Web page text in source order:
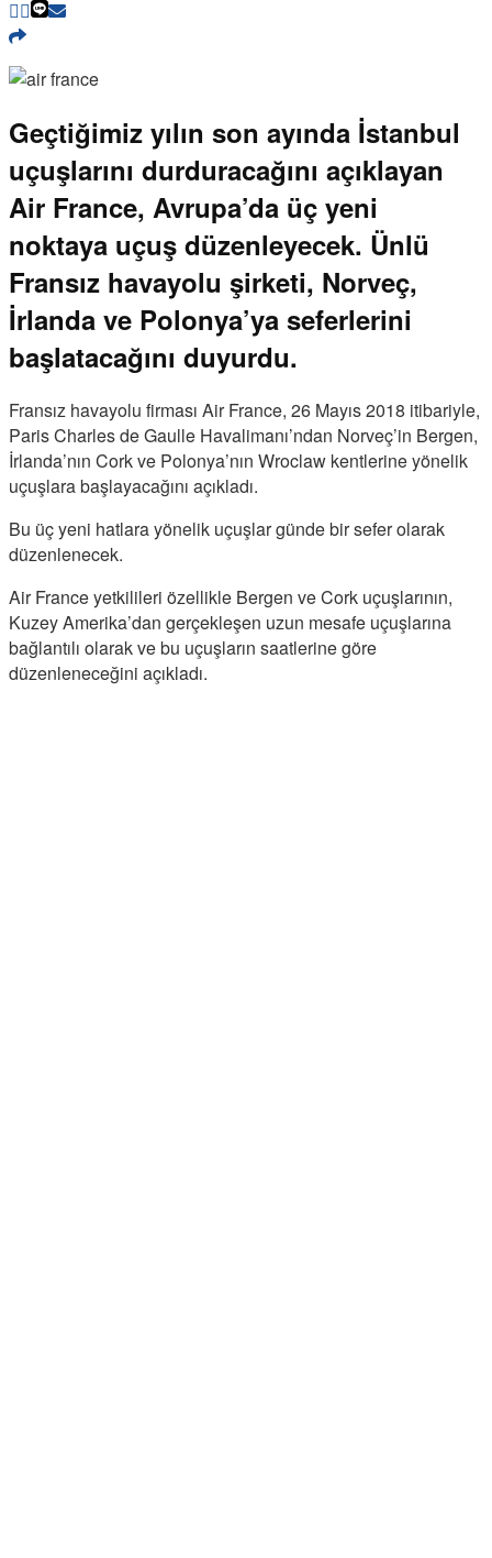
Geçtiğimiz yılın son ayında İstanbul
uçuşlarını durduracağını açıklayan
Air France, Avrupa’da üç yeni
noktaya uçuş düzenleyecek. Ünlü
Fransız havayolu şirketi, Norveç,
İrlanda ve Polonya’ya seferlerini
başlatacağını duyurdu.
Fransız havayolu firması Air France, 26 Mayıs 2018 itibariyle,
Paris Charles de Gaulle Havalimanı’ndan Norveç’in Bergen,
İrlanda’nın Cork ve Polonya’nın Wroclaw kentlerine yönelik
uçuşlara başlayacağını açıkladı.
Bu üç yeni hatlara yönelik uçuşlar günde bir sefer olarak
düzenlenecek.
Air France yetkilileri özellikle Bergen ve Cork uçuşlarının,
Kuzey Amerika’dan gerçekleşen uzun mesafe uçuşlarına
bağlantılı olarak ve bu uçuşların saatlerine göre
düzenleneceğini açıkladı.